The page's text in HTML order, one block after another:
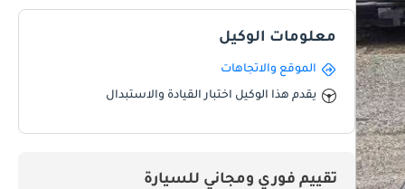
معلومات الوكيل
الموقع والاتجاهات
يقدم هذا الوكيل اختبار القيادة والاستبدال
تقييم فوري ومجاني للسيارة